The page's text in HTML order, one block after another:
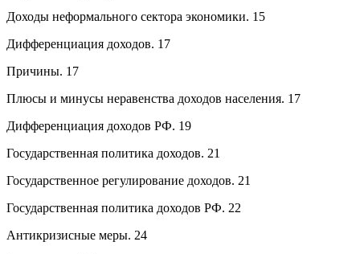
Доходы неформального сектора экономики. 15
Дифференциация доходов. 17
Причины. 17
Плюсы и минусы неравенства доходов населения. 17
Дифференциация доходов РФ. 19
Государственная политика доходов. 21
Государственное регулирование доходов. 21
Государственная политика доходов РФ. 22
Антикризисные меры. 24